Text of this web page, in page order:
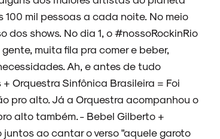
100 mil pessoas a cada noite. No meio
shows. No dia 1, o #nossoRockinRio
muita fila pra comer e beber,
Ah, e antes de tudo
Orquestra Sinfônica Brasileira = Foi
pro alto. Já a Orquestra acompanhou o
alto também. - Bebel Gilberto +
ao cantar o verso "aquele garoto